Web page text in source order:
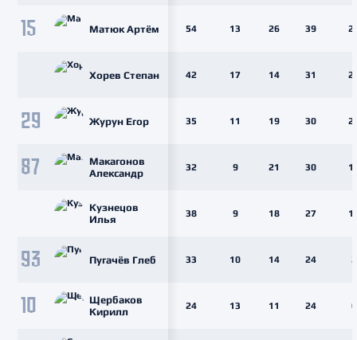
15 Матюк Артём 54 13 26 39
Хорев Степан 42 17 14 31
29 Журун Егор 35 11 19 30
87
Макагонов
Александр
32 9 21 30
Кузнецов
Илья
38 9 18 27
93 Пугачёв Глеб 33 10 14 24 2
Щербаков
Кирилл
24 13 11 24 0